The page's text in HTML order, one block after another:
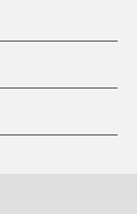
Increaser